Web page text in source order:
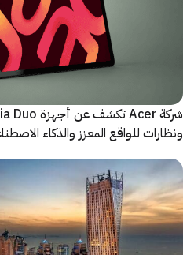
للواقع المعزز والذكاء الاصطناعي